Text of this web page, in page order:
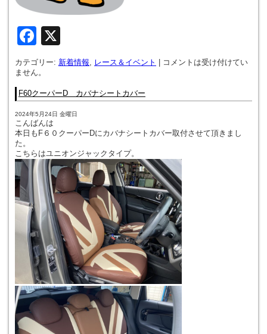
Facebook
カテゴリー: 新着情報 レース＆イベント | コメントは受け付けてい
ません。
F60クーパーD カバナシートカバー
2024年5月24日 金曜日
こんばんは
本日もF６０クーパーDにカバナシートカバー取付させて頂きまし
た。
こちらはユニオンジャックタイプ。